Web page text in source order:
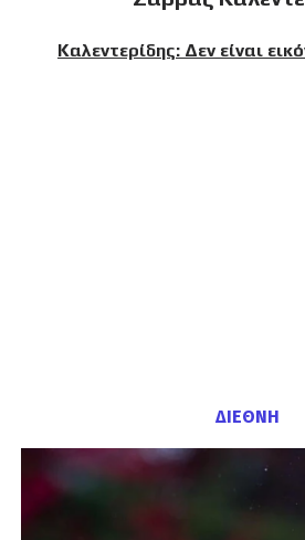
Καλεντερίδης: Δεν είναι
ΔΙΕΘΝΗ